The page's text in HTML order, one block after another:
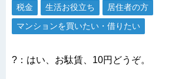
税金 生活お役立ち
居住者の方
マンションを買いたい・借りたい
?：はい、お駄賃、10円どうぞ。